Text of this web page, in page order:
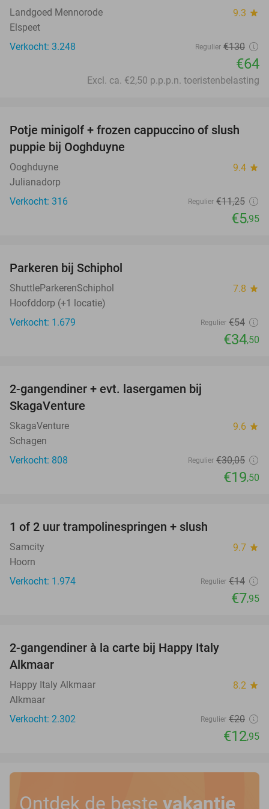
Landgoed Mennorode 9.3 star
Elspeet
Verkocht: 3.248
Regulier €130
€64
Excl. ca. €2,50 p.p.p.n. toeristenbelasting
47%
Potje minigolf + frozen cappuccino of slush
puppie bij Ooghduyne
Ooghduyne 9.4 star
Julianadorp
Verkocht: 316
Regulier €11,25
€5,95
Parkeren bij Schiphol
ShuttleParkerenSchiphol 7.8 star
Hoofddorp (+1 locatie)
Verkocht: 1.679
Regulier €54
€34,50
2-gangendiner + evt. lasergamen bij
SkagaVenture
SkagaVenture 9.6 star
Schagen
Verkocht: 808
Regulier €30,05
€19,50
1 of 2 uur trampolinespringen + slush
Samcity 9.7 star
Hoorn
Verkocht: 1.974
Regulier €14
€7,95
2-gangendiner à la carte bij Happy Italy
Alkmaar
Happy Italy Alkmaar 8.2 star
Alkmaar
Verkocht: 2.302
Regulier €20
€12,95
Ontdek de beste vakantie